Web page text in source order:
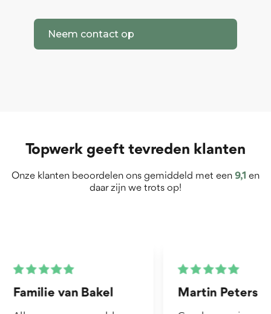
Neem contact op
Topwerk geeft tevreden klanten
Onze klanten beoordelen ons gemiddeld met een 9,1 en
daar zijn we trots op!
Martin Peters Henk van